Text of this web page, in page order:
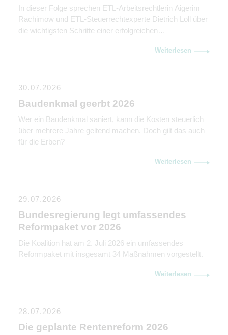
In dieser Folge sprechen ETL-Arbeitsrechtlerin Aigerim
Rachimow und ETL-Steuerrechtexperte Dietrich Loll über
die wichtigsten Schritte einer erfolgreichen
Kommunikation genauso wichtig ist wie rechtliche und
Weiterlesen
30.07.2026
Baudenkmal geerbt 2026
Wer ein Baudenkmal saniert, kann die Kosten steuerlich
über mehrere Jahre geltend machen. Doch gilt das auch
für die Erben?
Weiterlesen
29.07.2026
Bundesregierung legt umfassendes
Reformpaket vor 2026
Die Koalition hat am 2. Juli 2026 ein umfassendes
Reformpaket mit insgesamt 34 Maßnahmen vorgestellt.
Weiterlesen
28.07.2026
Die geplante Rentenreform 2026